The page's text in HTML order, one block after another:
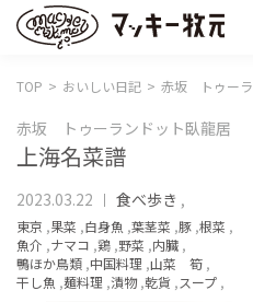
TOP おいしい日記 赤坂 トゥーラ
赤坂 トゥーランドット臥龍居
上海名菜譜
2023.03.22 食べ歩き ,
東京 ,果菜 ,白身魚 ,葉茎菜 ,豚 ,根菜 ,
魚介 ,ナマコ ,鶏 ,野菜 ,内臓 ,
鴨ほか鳥類 ,中国料理 ,山菜 筍 ,
干し魚 ,麺料理 ,漬物,乾貨 ,スープ ,